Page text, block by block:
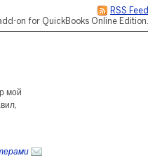
RSS Feed
on for QuickBooks Online Edition.
мой